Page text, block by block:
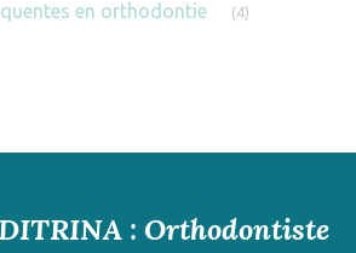
en orthodontie (4)
: Orthodontiste